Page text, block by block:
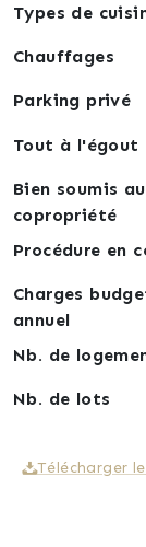
Types de
Chauffages
Parking privé
Tout à l'égout
Bien soumis
copropriété
Procédure en
Charges
annuel
Nb. de
Nb. de lots
Télécharger